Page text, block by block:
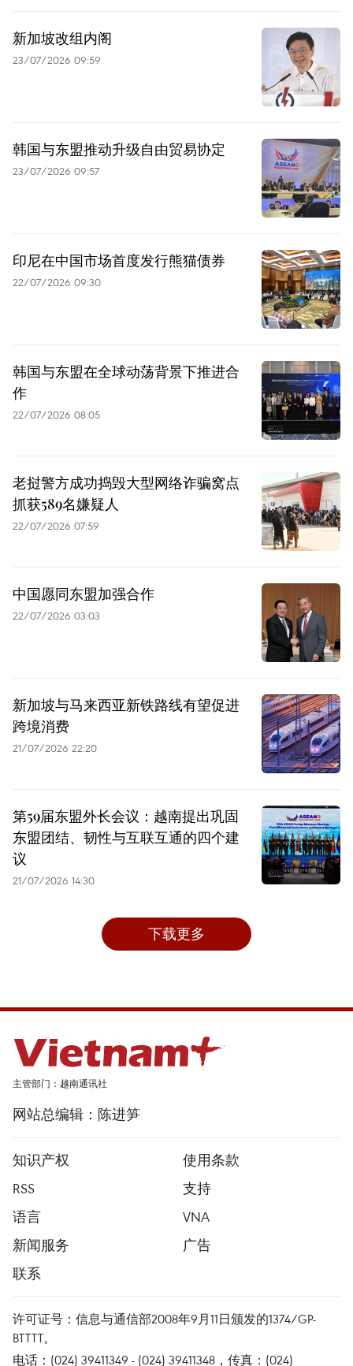
新加坡改组内阁
23/07/2026 09:59
韩国与东盟推动升级自由贸易协定
23/07/2026 09:57
印尼在中国市场首度发行熊猫债券
22/07/2026 09:30
韩国与东盟在全球动荡背景下推进合
作
22/07/2026 08:05
老挝警方成功捣毁大型网络诈骗窝点
抓获589名嫌疑人
22/07/2026 07:59
中国愿同东盟加强合作
22/07/2026 03:03
新加坡与马来西亚新铁路线有望促进
跨境消费
21/07/2026 22:20
第59届东盟外长会议：越南提出巩固
东盟团结、韧性与互联互通的四个建
议
21/07/2026 14:30
下载更多
主管部门：越南通讯社
网站总编辑：陈进笋
知识产权
使用条款
RSS
支持
语言
VNA
新闻服务
广告
联系
许可证号：信息与通信部2008年9月11日颁发的1374/GP-
BTTTT。
电话：(024) 39411349 - (024) 39411348，传真：(024)